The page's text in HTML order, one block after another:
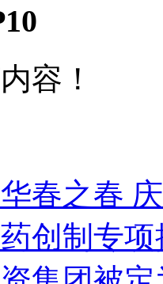
容！
春之春
创制专